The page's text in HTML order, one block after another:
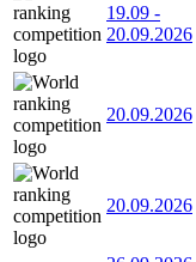
19.09 -
20.09.2026
20.09.2026
20.09.2026